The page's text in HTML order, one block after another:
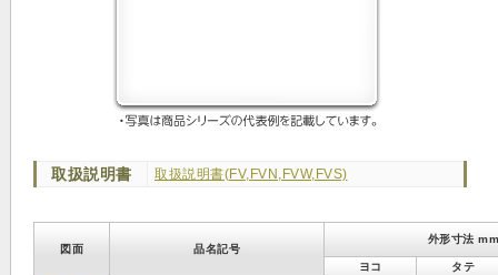
取扱説明書 取扱説明書(FV,FVN,FVW,FVS)
図面 品名記号
外形寸法
ヨコ タテ